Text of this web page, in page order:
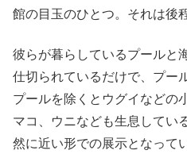
館の目玉のひとつ。それは後
彼らが暮らしているプールと
仕切られているだけで、プー
プールを除くとウグイなどの
マコ、ウニなども生息してい
然に近い形での展示となって